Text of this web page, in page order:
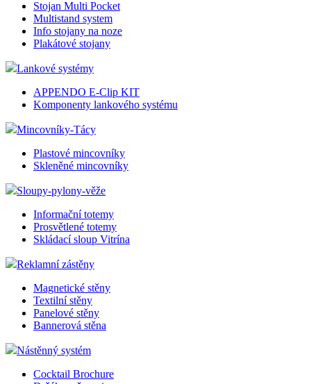
Stojan Multi Pocket
Multistand system
Info stojany na noze
Plakátové stojany
Lankové systémy
APPENDO E-Clip KIT
Komponenty lankového systému
Mincovníky-Tácy
Plastové mincovníky
Skleněné mincovníky
Sloupy-pylony-věže
Informační totemy
Prosvětlené totemy
Skládací sloup Vitrína
Reklamní zástěny
Magnetické stěny
Textilní stěny
Panelové stěny
Bannerová stěna
Nástěnný systém
Cocktail Brochure